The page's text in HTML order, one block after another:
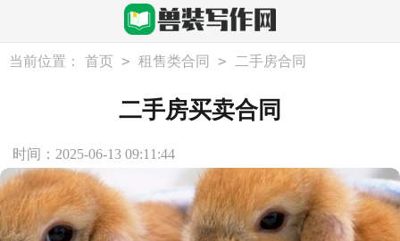
当前位置： 首页 > 租售类合同 > 二手房合同
二手房买卖合同
时间：2025-06-13 09:11:44